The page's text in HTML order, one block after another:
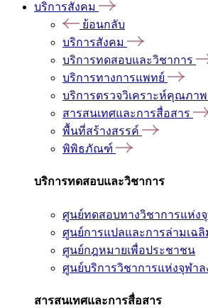
บริการสังคม
ย้อนกลับ
บริการสังคม
บริการทดสอบและวิชาการ
บริการทางการแพทย์
บริการตรวจวิเคราะห์คุณภาพ
สารสนเทศและการสื่อสาร
พื้นที่สร้างสรรค์
พิพิธภัณฑ์
บริการทดสอบและวิชาการ
ศูนย์ทดสอบทางวิชาการแห่ง
ศูนย์การแปลและการล่ามเฉลิ
ศูนย์กฎหมายเพื่อประชาชน
ศูนย์บริการวิชาการแห่งจุฬา
สารสนเทศและการสื่อสาร